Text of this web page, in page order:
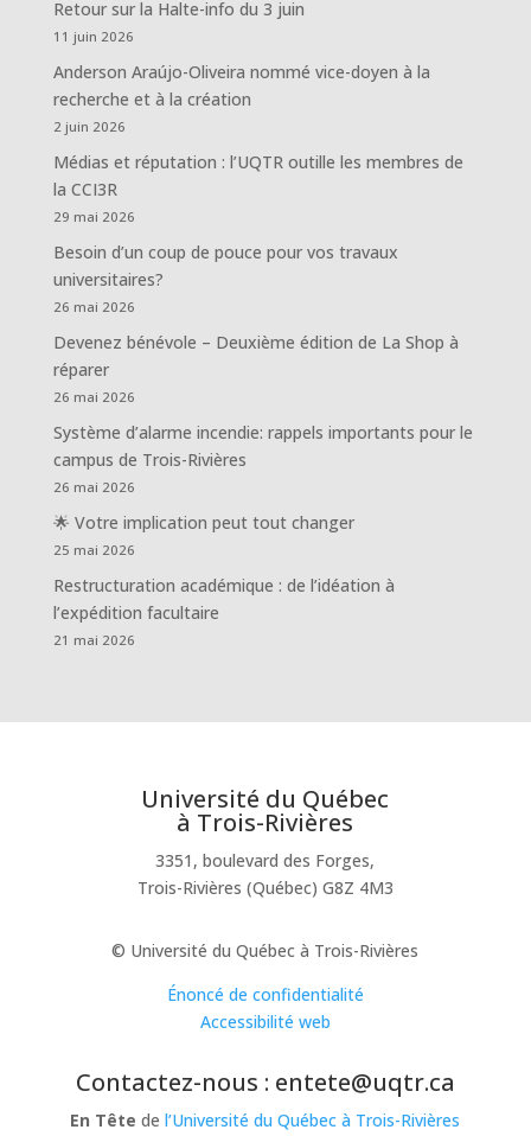
Retour sur la Halte-info du 3 juin
11 juin 2026
Anderson Araújo-Oliveira nommé vice-doyen à la
recherche et à la création
2 juin 2026
Médias et réputation : l’UQTR outille les membres de
la CCI3R
29 mai 2026
Besoin d’un coup de pouce pour vos travaux
universitaires?
26 mai 2026
Devenez bénévole – Deuxième édition de La Shop à
réparer
26 mai 2026
Système d’alarme incendie: rappels importants pour le
campus de Trois-Rivières
26 mai 2026
🌟 Votre implication peut tout changer
25 mai 2026
Restructuration académique : de l’idéation à
l’expédition facultaire
21 mai 2026
Université du Québec
à Trois-Rivières
3351, boulevard des Forges,
Trois-Rivières (Québec) G8Z 4M3
© Université du Québec à Trois-Rivières
Énoncé de confidentialité
Accessibilité web
Contactez-nous : entete@uqtr.ca
En Tête del’Université du Québec à Trois-Rivières